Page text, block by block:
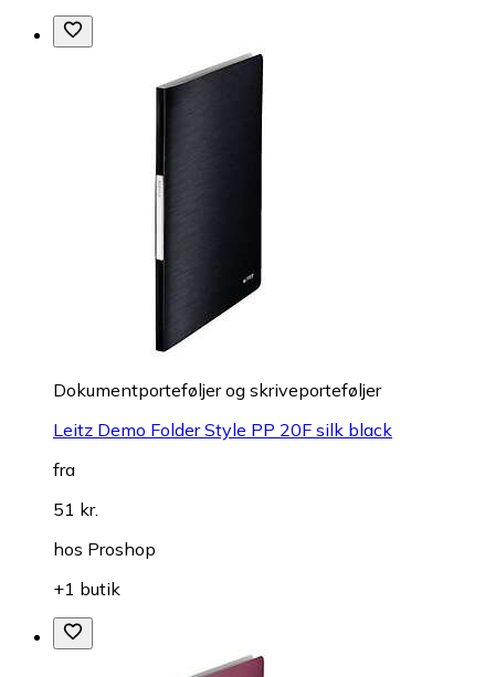
Dokumentporteføljer og skriveporteføljer
Leitz Demo Folder Style PP 20F silk black
fra
51 kr.
hos Proshop
+1 butik